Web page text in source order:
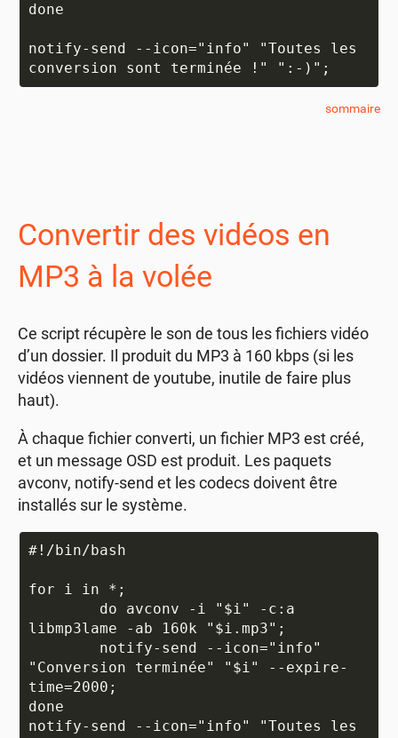
done
notify-send --icon="info" "Toutes les
sommaire
Convertir des vidéos en
MP3 à la volée
Ce script récupère le son de tous les fichiers vidéo
d’un dossier. Il produit du MP3 à 160 kbps (si les
vidéos viennent de youtube, inutile de faire plus
haut).
À chaque fichier converti, un fichier MP3 est créé,
et un message OSD est produit. Les paquets
avconv, notify-send et les codecs doivent être
installés sur le système.
#!/bin/bash
for i in *;
libmp3lame -ab 160k "$i.mp3";
"Conversion terminée" "$i" --expire-
time=2000;
done
notify-send --icon="info" "Toutes les